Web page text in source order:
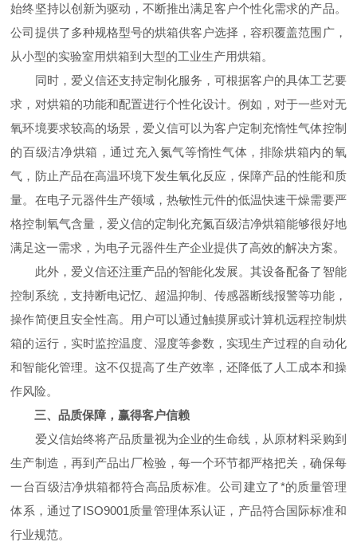
始终坚持以创新为驱动，不断推出满足客户个性化需求的产品。
公司提供了多种规格型号的烘箱供客户选择，容积覆盖范围广，
从小型的实验室用烘箱到大型的工业生产用烘箱。
同时，爱义信还支持定制化服务，可根据客户的具体工艺要
求，对烘箱的功能和配置进行个性化设计。例如，对于一些对无
氧环境要求较高的场景，爱义信可以为客户定制充惰性气体控制
的百级洁净烘箱，通过充入氮气等惰性气体，排除烘箱内的氧
气，防止产品在高温环境下发生氧化反应，保障产品的性能和质
量。在电子元器件生产领域，热敏性元件的低温快速干燥需要严
格控制氧气含量，爱义信的定制化充氮百级洁净烘箱能够很好地
满足这一需求，为电子元器件生产企业提供了高效的解决方案。
此外，爱义信还注重产品的智能化发展。其设备配备了智能
控制系统，支持断电记忆、超温抑制、传感器断线报警等功能，
操作简便且安全性高。用户可以通过触摸屏或计算机远程控制烘
箱的运行，实时监控温度、湿度等参数，实现生产过程的自动化
和智能化管理。这不仅提高了生产效率，还降低了人工成本和操
作风险。
三、品质保障，赢得客户信赖
爱义信始终将产品质量视为企业的生命线，从原材料采购到
生产制造，再到产品出厂检验，每一个环节都严格把关，确保每
一台百级洁净烘箱都符合高品质标准。公司建立了*的质量管理
体系，通过了ISO9001质量管理体系认证，产品符合国际标准和
行业规范。